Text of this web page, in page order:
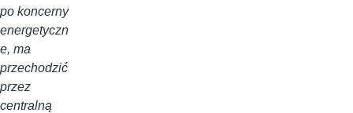
po koncerny
energetyczn
e, ma
przechodzić
przez
centralną